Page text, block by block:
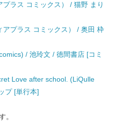
ラス コミックス） / 猫野 まり
プラス コミックス） / 奥田 枠
/ 池玲文 / 徳間書店 [コミ
Love after school. (LiQulle
プ [単行本]
。